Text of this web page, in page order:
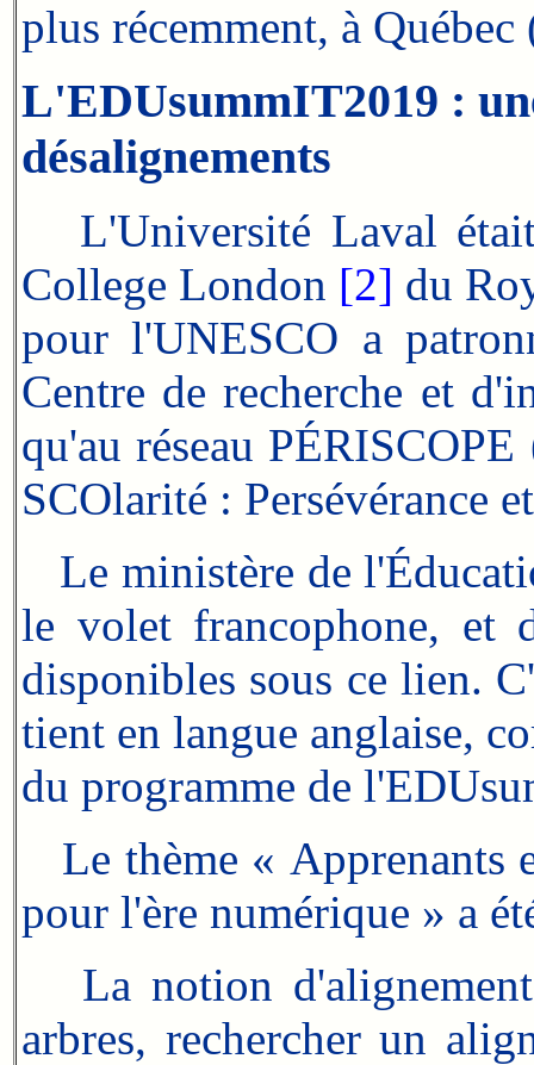
plus récemment, à
L'EDUsummIT2019 :
désalignements
L'Université Laval
College London [2] du
pour l'UNESCO a
Centre de recherche et
qu'au réseau
SCOlarité : Persévérance
Le ministère de
le volet francophone, et
disponibles sous ce lien.
tient en langue anglaise,
du programme de
Le thème « Apprenants
pour l'ère numérique » a
La notion d'alignement
arbres, rechercher un